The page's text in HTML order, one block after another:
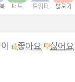
좋아요
싫어요